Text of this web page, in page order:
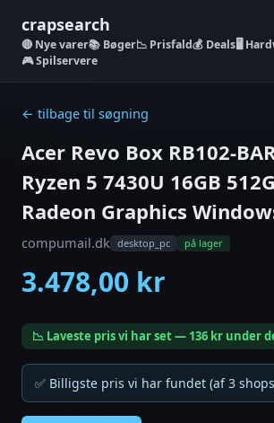
crapsearch
Nye varer📚 Bøger📉 Prisfald💰 Deals🖥️
🎮 Spilservere
← tilbage til søgning
Acer Revo Box RB102-
Ryzen 5 7430U 16GB
Radeon Graphics
compumail.dk desktop_pc på lager
3.478,00 kr
📉 Laveste pris vi har set — 136 kr under
✅ Billigste pris vi har fundet (af 3